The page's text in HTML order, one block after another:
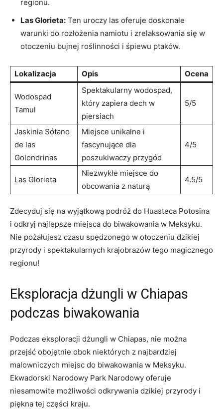
regionu.
Las Glorieta: Ten uroczy las oferuje doskonałe
warunki do rozłożenia namiotu i zrelaksowania się w
otoczeniu bujnej roślinności i śpiewu ptaków.
Lokalizacja Opis Ocena
Wodospad
Tamul
Spektakularny wodospad,
który zapiera dech w
piersiach
5/5
Jaskinia Sótano
de las
Golondrinas
Miejsce unikalne i
fascynujące dla
poszukiwaczy przygód
4/5
Las Glorieta
Niezwykłe miejsce do
obcowania z naturą
4.5/5
Zdecyduj się na wyjątkową podróż do Huasteca Potosina
i odkryj najlepsze miejsca do biwakowania w Meksyku.
Nie pożałujesz czasu spędzonego w otoczeniu dzikiej
przyrody i spektakularnych krajobrazów tego magicznego
regionu!
Eksploracja dżungli w Chiapas
podczas biwakowania
Podczas eksploracji dżungli w Chiapas, nie można
przejść obojętnie obok niektórych z najbardziej
malowniczych miejsc do biwakowania w Meksyku.
Ekwadorski Narodowy Park Narodowy oferuje
niesamowite możliwości odkrywania dzikiej przyrody i
piękna tej części kraju.